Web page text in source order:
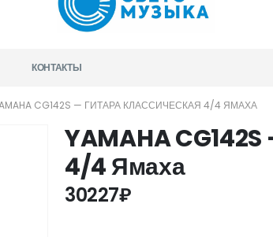
КОНТАКТЫ
CG142S — ГИТАРА КЛАССИЧЕСКАЯ 4/4 ЯМАХА
YAMAHA
4/4 Ямаха
30227₽